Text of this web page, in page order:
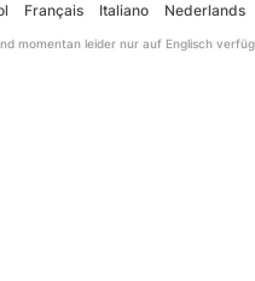
Français Italiano Nederlands
momentan leider nur auf Englisch